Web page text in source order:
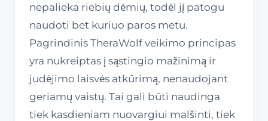
nepalieka riebių dėmių, todėl jį patogu
naudoti bet kuriuo paros metu.
Pagrindinis TheraWolf veikimo principas
yra nukreiptas į sąstingio mažinimą ir
judėjimo laisvės atkūrimą, nenaudojant
geriamų vaistų. Tai gali būti naudinga
tiek kasdieniam nuovargiui malšinti, tiek